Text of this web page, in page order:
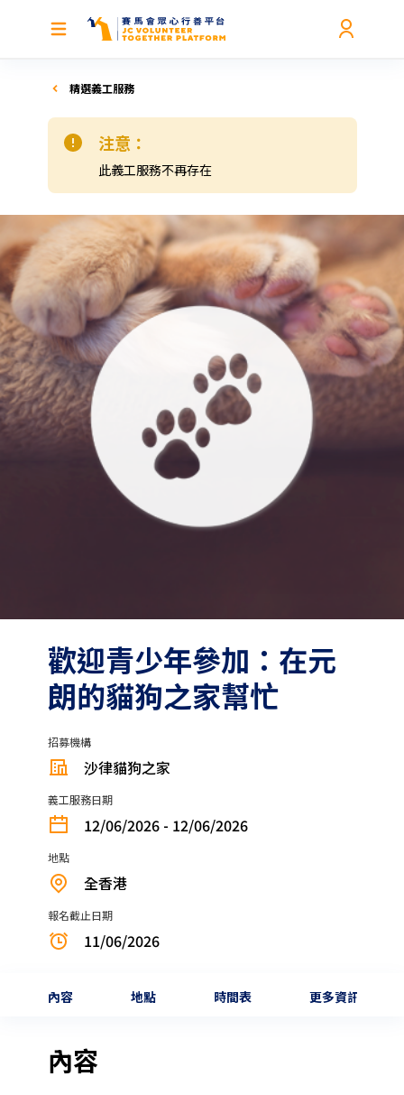
精選義工服務
注意：
此義工服務不再存在
歡迎青少年參加：在元
朗的貓狗之家幫忙
招募機構
沙律貓狗之家
義工服務日期
12/06/2026 - 12/06/2026
地點
全香港
報名截止日期
11/06/2026
內容 地點 時間表 更多資訊
內容